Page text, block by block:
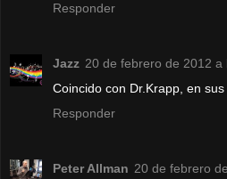
Responder
Jazz 20 de febrero de 2012 a
Coincido con Dr.Krapp, en
Responder
Peter Allman 20 de febrero